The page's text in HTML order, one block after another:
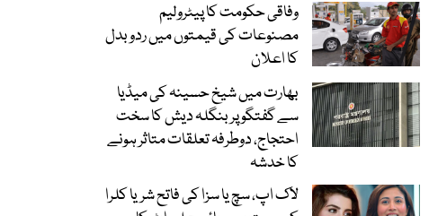
وفاقی حکومت کا پیٹرولیم
مصنوعات کی قیمتوں میں ردوبدل
کا اعلان
بھارت میں شیخ حسینہ کی میڈیا
سے گفتگو پر بنگلہ دیش کا سخت
احتجاج، دوطرفہ تعلقات متاثر ہونے
کا خدشہ
لاک اپ، سچ یا سزا کی فاتح شریا کلرا